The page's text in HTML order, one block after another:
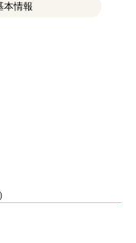
本情報